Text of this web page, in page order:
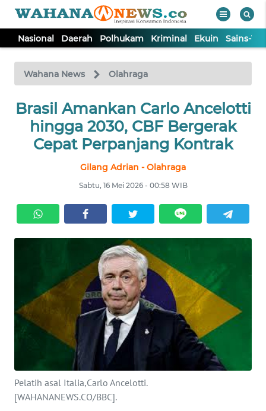
Nasional Daerah Polhukam Kriminal Ekuin Sains-
Wahana News Olahraga
Brasil Amankan Carlo Ancelotti
hingga 2030, CBF Bergerak
Cepat Perpanjang Kontrak
Gilang Adrian - Olahraga
Sabtu, 16 Mei 2026 - 00:58 WIB
Pelatih asal Italia,Carlo Ancelotti.
[WAHANANEWS.CO/BBC].
TV
Tutup
NASIONAL
DAERAH
KRIMINAL
EKUIN
SAINS-TEKNO
KESEHATAN
INTERNASIONAL
SERBA-SERBI
PENDIDIKAN